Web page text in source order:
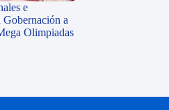
e
Gobernación a
Olimpiadas